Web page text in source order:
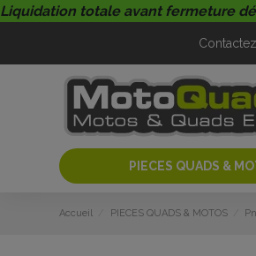
Liquidation totale avant fermeture
PIECES QUADS &
Accueil PIECES QUADS & MOTOS